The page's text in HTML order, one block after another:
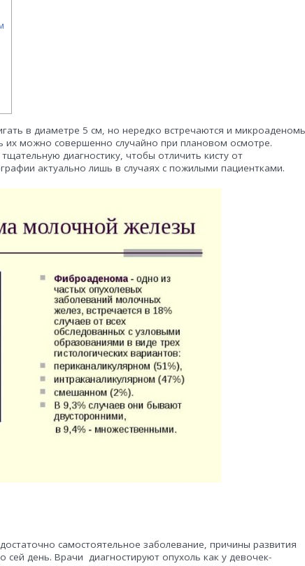
в диаметре 5 см, но нередко встречаются и
их можно совершенно случайно при плановом осмотре.
диагностику, чтобы отличить кисту от
актуально лишь в случаях с пожилыми пациентками.
самостоятельное заболевание, причины развития
сей день. Врачи диагностируют опухоль как у девочек-